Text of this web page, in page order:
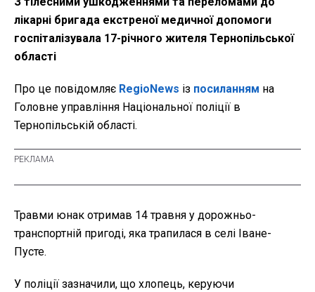
лікарні бригада екстреної медичної допомоги
госпіталізувала 17-річного жителя Тернопільської
області
Про це повідомляє RegioNews із посиланням на
Головне управління Національної поліції в
Тернопільській області.
Травми юнак отримав 14 травня у дорожньо-
транспортній пригоді, яка трапилася в селі Іване-
Пусте.
У поліції зазначили, що хлопець, керуючи